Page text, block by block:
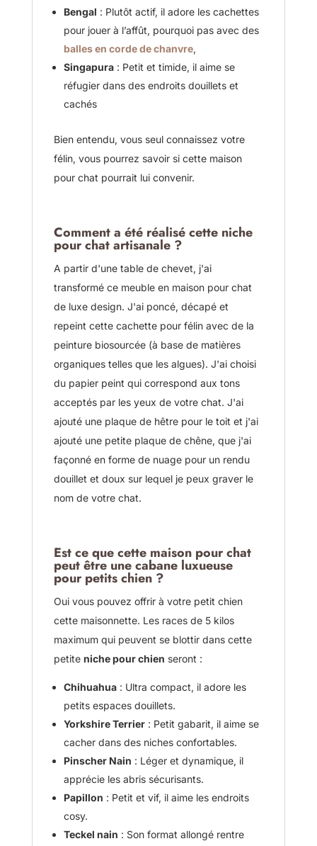
Bengal : Plutôt actif, il adore les cachettes
pour jouer à l’affût, pourquoi pas avec des
balles en corde de chanvre,
Singapura: Petit et timide, il aime se
réfugier dans des endroits douillets et
cachés
Bien entendu, vous seul connaissez votre
félin, vous pourrez savoir si cette maison
pour chat pourrait lui convenir.
Comment a été réalisé cette niche
pour chat artisanale ?
A partir d'une table de chevet, j'ai
transformé ce meuble en maison pour chat
de luxe design. J'ai poncé, décapé et
repeint cette cachette pour félin avec de la
peinture biosourcée (à base de matières
organiques telles que les algues). J'ai choisi
du papier peint qui correspond aux tons
acceptés par les yeux de votre chat. J'ai
ajouté une plaque de hêtre pour le toit et j'ai
ajouté une petite plaque de chêne, que j'ai
façonné en forme de nuage pour un rendu
douillet et doux sur lequel je peux graver le
nom de votre chat.
Est ce que cette maison pour chat
peut être unecabane luxueuse
pour petits chien?
Oui vous pouvez offrir à votre petit chien
cette maisonnette. Les races de 5 kilos
maximum qui peuvent se blottir dans cette
petite niche pour chien seront :
Chihuahua: Ultra compact, il adore les
petits espaces douillets.
Yorkshire Terrier: Petit gabarit, il aime se
cacher dans des niches confortables.
Pinscher Nain : Léger et dynamique, il
apprécie les abris sécurisants.
Papillon : Petit et vif, il aime les endroits
cosy.
Teckel nain : Son format allongé rentre